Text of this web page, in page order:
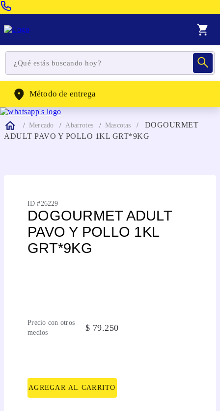
WhatsApp: (302) 262-4104
Método de entrega
Mercado Abarrotes Mascotas
DOGOURMET
ADULT PAVO Y POLLO 1KL GRT*9KG
ID #26229
DOGOURMET ADULT
PAVO Y POLLO 1KL
GRT*9KG
Precio con otros
medios
$ 79.250
AGREGAR AL CARRITO